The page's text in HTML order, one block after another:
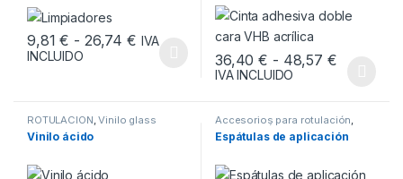
9,81€ - 26,74 €Rango de precios: desde 9,81 € hasta
IVA
INCLUIDO
Este producto tiene múltiples variantes. Las opciones se
36,40€ - 48,57 €Rango
IVA INCLUIDO
Este producto tiene múltiples
ROTULACIÓN,Vinilo glass
Vinilo ácido
Accesorios para rotulación,
ROTULACIÓN
Espátulas de aplicación